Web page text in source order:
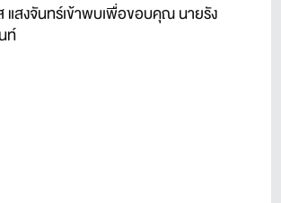
สงจันทร์เข้าพบเพื่อขอบคุณ นายรัง
ท์